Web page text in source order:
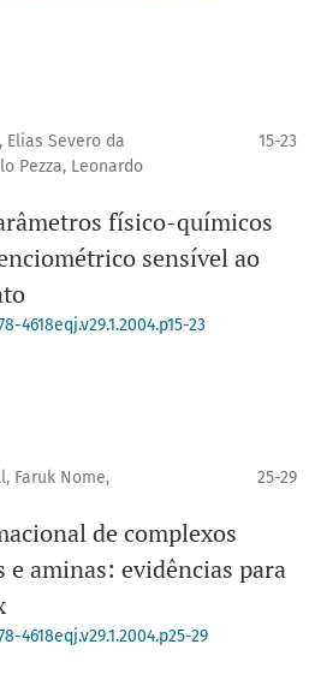
Severo da
Pezza, Leonardo
15-23
físico-químicos
sensível ao
4618eqj.v29.1.2004.p15-23
Faruk Nome,
25-29
de complexos
aminas: evidências para
4618eqj.v29.1.2004.p25-29